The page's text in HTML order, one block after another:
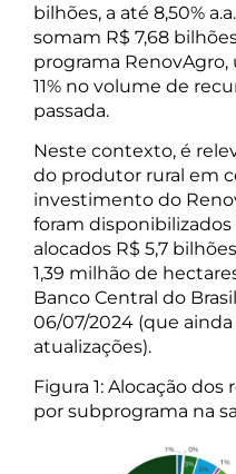
bilhões, a até 8,50%
somam R$ 7,68
programa
11% no volume de
passada.
Neste contexto, é
do produtor rural em
investimento do
foram disponibilizados
alocados R$ 5,7
1,39 milhão de
Banco Central do
06/07/2024 (que
atualizações).
Figura 1: Alocação
por subprograma na